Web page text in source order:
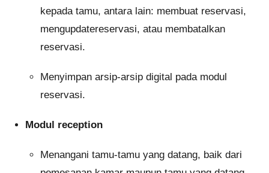
kepada tamu, antara lain: membuat reservasi,
mengupdatereservasi, atau membatalkan
reservasi.
Menyimpan arsip-arsip digital pada modul
reservasi.
Modul reception
Menangani tamu-tamu yang datang, baik dari